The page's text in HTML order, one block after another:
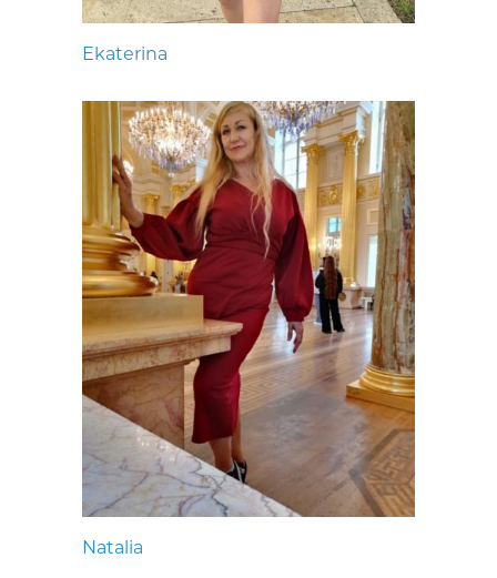
Ekaterina
Natalia